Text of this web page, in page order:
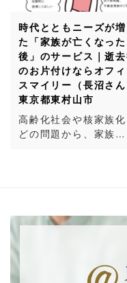
時代とともニーズが増
た「家族が亡くなった
後」のサービス｜逝
のお片付けならオフィ
スマイリー（長沼さん
東京都東村山市
高齢化社会や核家族化
どの問題から、家族…